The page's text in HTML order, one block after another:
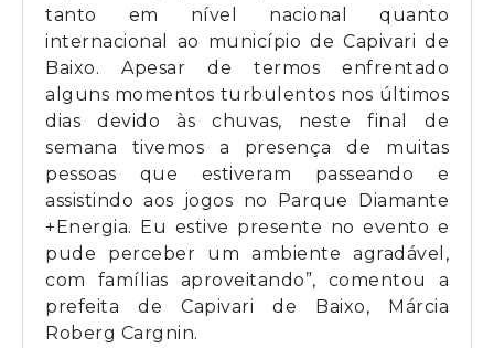
tanto em nível nacional quanto
internacional ao município de Capivari de
Baixo. Apesar de termos enfrentado
alguns momentos turbulentos nos últimos
dias devido às chuvas, neste final de
semana tivemos a presença de muitas
pessoas que estiveram passeando e
assistindo aos jogos no Parque Diamante
+Energia. Eu estive presente no evento e
pude perceber um ambiente agradável,
com famílias aproveitando”, comentou a
prefeita de Capivari de Baixo, Márcia
Roberg Cargnin.